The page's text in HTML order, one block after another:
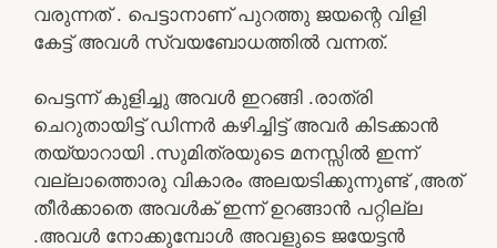
വരുന്നത് . പെട്ടാനാണ് പുറത്തു ജയന്റെ വിളി
കേട്ട് അവൾ സ്വയബോധത്തിൽ വന്നത്.
പെട്ടന്ന് കുളിച്ചു അവൾ ഇറങ്ങി .രാത്രി
ചെറുതായിട്ട് ഡിന്നർ കഴിച്ചിട്ട് അവർ കിടക്കാൻ
തയ്യാറായി .സുമിത്രയുടെ മനസ്സിൽ ഇന്ന്
വല്ലാത്തൊരു വികാരം അലയടിക്കുന്നുണ്ട് ,അത്
തീർക്കാതെ അവൾക് ഇന്ന് ഉറങ്ങാൻ പറ്റില്ല
.അവൾ നോക്കുമ്പോൾ അവളുടെ ജയേട്ടൻ